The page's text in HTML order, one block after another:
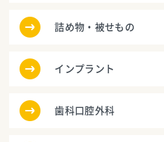
詰め物・被せもの
インプラント
歯科口腔外科